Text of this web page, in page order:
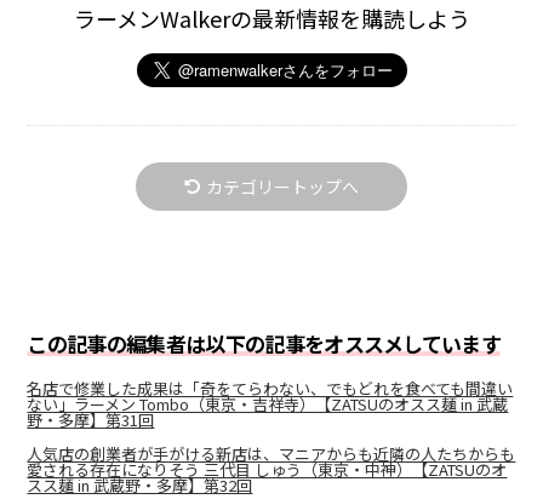
ラーメンWalkerの最新情報を購読しよう
カテゴリートップへ
この記事の編集者は以下の記事をオススメしています
名店で修業した成果は「奇をてらわない、でもどれを食べても間違い
ない」ラーメン Tombo（東京・吉祥寺）【ZATSUのオスス麺 in 武蔵
野・多摩】第31回
人気店の創業者が手がける新店は、マニアからも近隣の人たちからも
愛される存在になりそう 三代目 しゅう（東京・中神）【ZATSUのオ
スス麺 in 武蔵野・多摩】第32回